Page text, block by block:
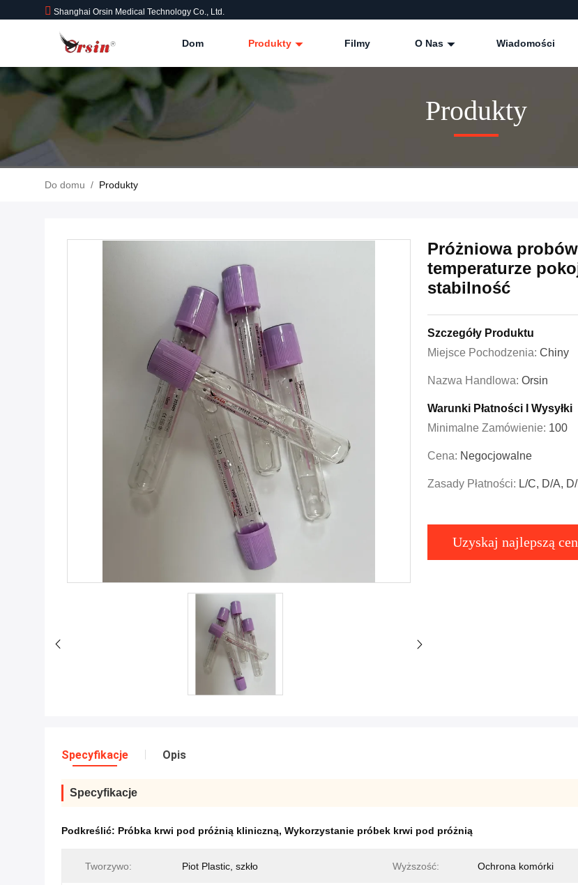
Shanghai Orsin Medical Technology Co., Ltd.
Dom Produkty Filmy O Nas Wiadomości
Produkty
Do domu / Produkty
Próżniowa
temperaturze
stabilność
Szczegóły Produktu
Miejsce Pochodzenia: Chiny
Nazwa Handlowa: Orsin
Warunki Płatności I Wysyłki
Minimalne Zamówienie: 100
Cena: Negocjowalne
Zasady Płatności: L/C, D/A,
Uzyskaj najlepszą
Specyfikacje Opis
Specyfikacje
Podkreślić: Próbka krwi pod próżnią kliniczną, Wykorzystanie próbek krwi pod próżnią
Tworzywo: Piot Plastic, szkło Wyższość: Ochrona komórki